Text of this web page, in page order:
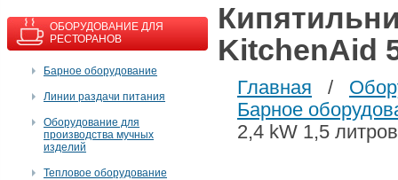
ОБОРУДОВАНИЕ ДЛЯ
РЕСТОРАНОВ
Барное оборудование
Линии раздачи питания
Оборудование для
производства мучных
изделий
Тепловое оборудование
KitchenAid
Главная /
Барное
2,4 kW 1,5